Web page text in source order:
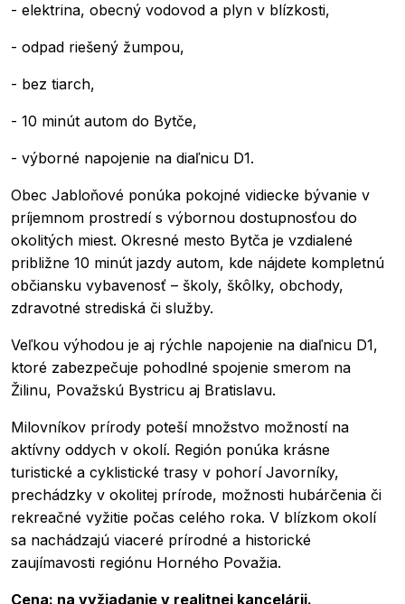
- elektrina, obecný vodovod a plyn v blízkosti,
- odpad riešený žumpou,
- bez tiarch,
- 10 minút autom do Bytče,
- výborné napojenie na diaľnicu D1.
Obec Jabloňové ponúka pokojné vidiecke bývanie v
príjemnom prostredí s výbornou dostupnosťou do
okolitých miest. Okresné mesto Bytča je vzdialené
približne 10 minút jazdy autom, kde nájdete kompletnú
občiansku vybavenosť – školy, škôlky, obchody,
zdravotné strediská či služby.
Veľkou výhodou je aj rýchle napojenie na diaľnicu D1,
ktoré zabezpečuje pohodlné spojenie smerom na
Žilinu, Považskú Bystricu aj Bratislavu.
Milovníkov prírody poteší množstvo možností na
aktívny oddych v okolí. Región ponúka krásne
turistické a cyklistické trasy v pohorí Javorníky,
prechádzky v okolitej prírode, možnosti hubárčenia či
rekreačné vyžitie počas celého roka. V blízkom okolí
sa nachádzajú viaceré prírodné a historické
zaujímavosti regiónu Horného Považia.
Cena: na vyžiadanie v realitnej kancelárii.